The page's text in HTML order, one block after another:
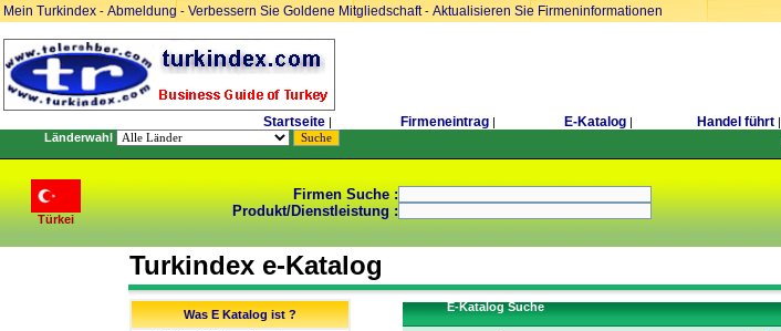
Mein Turkindex - Abmeldung - Verbessern Sie Goldene Mitgliedschaft- Aktualisieren Sie Firmeninformationen
Startseite | Firmeneintrag | E-Katalog | Handel führt |
Länderwahl
Türkei
Firmen Suche :
Produkt/Dienstleistung :
Turkindex e-Katalog
Was E Katalog ist ?
E-Katalog Suche